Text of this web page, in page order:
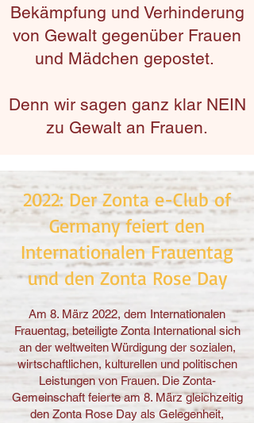
Bekämpfung und Verhinderung
von Gewalt gegenüber Frauen
und Mädchen gepostet.
Denn wir sagen ganz klar NEIN
zu Gewalt an Frauen.
2022: Der Zonta e-Club of
Germany feiert den
InternationalenFrauentag
und den Zonta Rose Day
Am 8. März 2022, dem Internationalen
Frauentag, beteiligte Zonta International sich
an der weltweiten Würdigung der sozialen,
wirtschaftlichen, kulturellen und politischen
Leistungen von Frauen. Die Zonta-
Gemeinschaft feierte am 8. März gleichzeitig
den Zonta Rose Day als Gelegenheit,